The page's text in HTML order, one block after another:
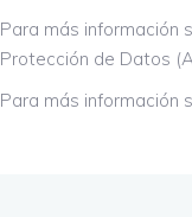
Para más información
Protección de Datos
Para más información